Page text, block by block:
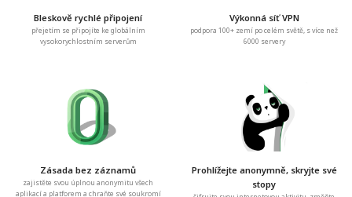
Bleskově rychlé připojení
přejetím se připojíte ke globálním
vysokorychlostním serverům
Výkonná síť VPN
podpora 100+ zemí po celém světě, s více než
6000 servery
Zásada bez záznamů
zajistěte svou úplnou anonymitu všech
aplikací a platforem a chraňte své soukromí
Prohlížejte anonymně, skryjte své
stopy